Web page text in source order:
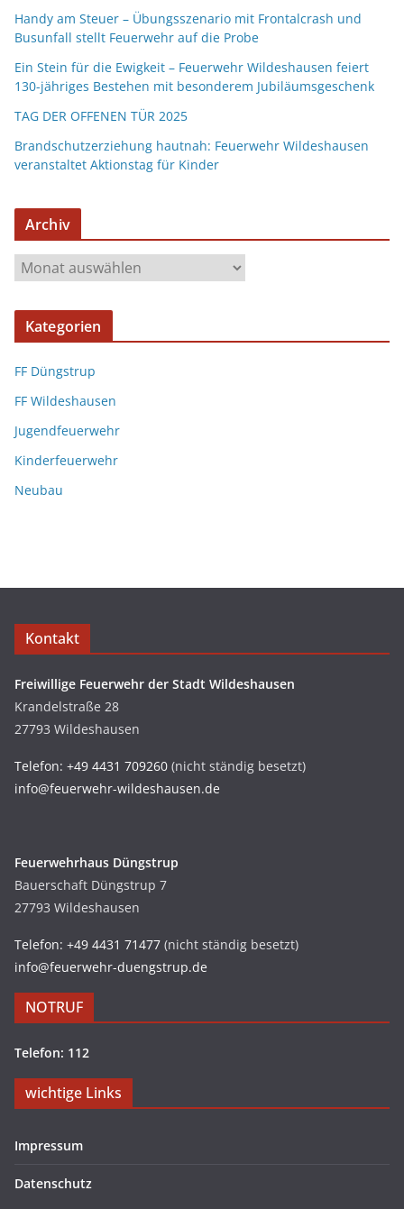
Handy am Steuer – Übungsszenario mit Frontalcrash und
Busunfall stellt Feuerwehr auf die Probe
Ein Stein für die Ewigkeit – Feuerwehr Wildeshausen feiert
130-jähriges Bestehen mit besonderem Jubiläumsgeschenk
TAG DER OFFENEN TÜR 2025
Brandschutzerziehung hautnah: Feuerwehr Wildeshausen
veranstaltet Aktionstag für Kinder
Archiv
Kategorien
FF Düngstrup
FF Wildeshausen
Jugendfeuerwehr
Kinderfeuerwehr
Neubau
Kontakt
Freiwillige Feuerwehr der Stadt Wildeshausen
Krandelstraße 28
27793 Wildeshausen
Telefon: +49 4431 709260 (nicht ständig besetzt)
info@feuerwehr-wildeshausen.de
Feuerwehrhaus Düngstrup
Bauerschaft Düngstrup 7
27793 Wildeshausen
Telefon: +49 4431 71477 (nicht ständig besetzt)
info@feuerwehr-duengstrup.de
NOTRUF
Telefon: 112
wichtige Links
Impressum
Datenschutz